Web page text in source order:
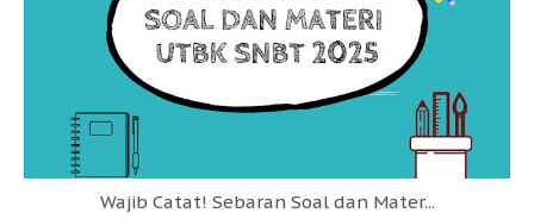
Wajib Catat! Sebaran Soal dan Mater...